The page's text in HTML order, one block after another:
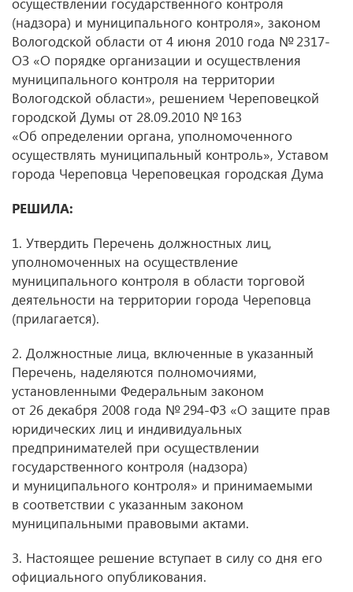
(надзора) и муниципального контроля», законом
Вологодской области от 4 июня 2010 года № 2317-
ОЗ «О порядке организации и осуществления
муниципального контроля на территории
Вологодской области», решением Череповецкой
городской Думы от 28.09.2010 № 163
«Об определении органа, уполномоченного
осуществлять муниципальный контроль», Уставом
города Череповца Череповецкая городская Дума
РЕШИЛА:
1. Утвердить Перечень должностных лиц,
уполномоченных на осуществление
муниципального контроля в области торговой
деятельности на территории города Череповца
(прилагается).
2. Должностные лица, включенные в указанный
Перечень, наделяются полномочиями,
установленными Федеральным законом
от 26 декабря 2008 года № 294-ФЗ «О защите прав
юридических лиц и индивидуальных
предпринимателей при осуществлении
государственного контроля (надзора)
и муниципального контроля» и принимаемыми
в соответствии с указанным законом
муниципальными правовыми актами.
3. Настоящее решение вступает в силу со дня его
официального опубликования.